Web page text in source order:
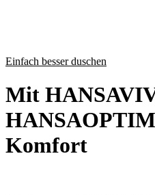
Einfach besser duschen
Mit
Komfort